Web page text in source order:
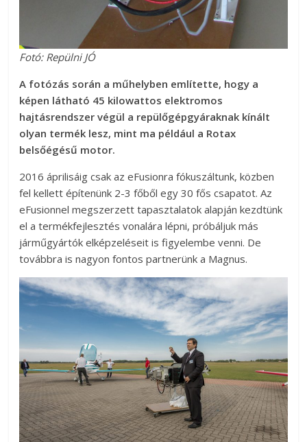
Fotó: Repülni JÓ
A fotózás során a műhelyben említette, hogy a
képen látható 45 kilowattos elektromos
hajtásrendszer végül a repülőgépgyáraknak kínált
olyan termék lesz, mint ma például a Rotax
belsőégésű motor.
2016 áprilisáig csak az eFusionra fókuszáltunk, közben
fel kellett építenünk 2-3 főből egy 30 fős csapatot. Az
eFusionnel megszerzett tapasztalatok alapján kezdtünk
el a termékfejlesztés vonalára lépni, próbáljuk más
járműgyártók elképzeléseit is figyelembe venni. De
továbbra is nagyon fontos partnerünk a Magnus.